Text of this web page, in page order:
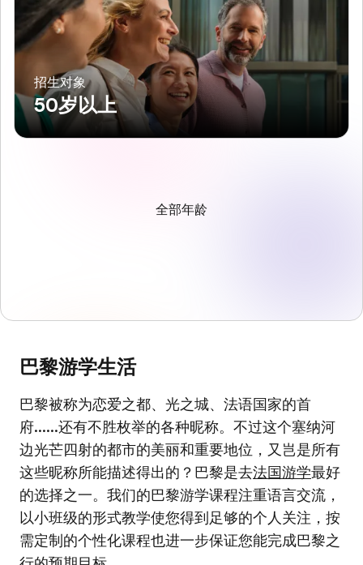
招生对象
50岁以上
全部年龄
巴黎游学生活
巴黎被称为恋爱之都、光之城、法语国家的首
府......还有不胜枚举的各种昵称。不过这个塞纳河
边光芒四射的都市的美丽和重要地位，又岂是所有
这些昵称所能描述得出的？巴黎是去法国游学最好
的选择之一。我们的巴黎游学课程注重语言交流，
以小班级的形式教学使您得到足够的个人关注，按
需定制的个性化课程也进一步保证您能完成巴黎之